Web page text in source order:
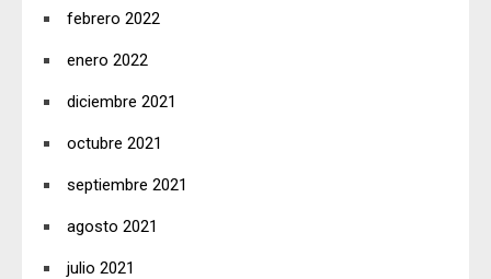
febrero 2022
enero 2022
diciembre 2021
octubre 2021
septiembre 2021
agosto 2021
julio 2021